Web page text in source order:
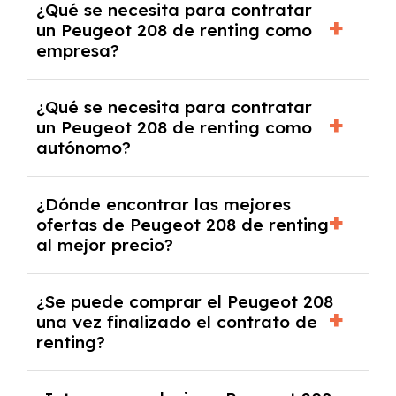
y, en algunos casos, una consulta de solvencia
crediticia y un pago inicial.
¿Qué se necesita para contratar
un Peugeot 208 de renting como
empresa?
documentación financiera y, en algunos
casos, un informe de solvencia de la empresa
y un pago inicial.
¿Qué se necesita para contratar
un Peugeot 208 de renting como
autónomo?
autónomos, justificante de ingresos y, en
algunos casos, un informe fiscal y un pago
inicial.
¿Dónde encontrar las mejores
ofertas de Peugeot 208 de renting
al mejor precio?
mejores ofertas de vehículos de renting con
todos los gastos incluidos y sin pagar
entradas.
¿Se puede comprar el Peugeot 208
una vez finalizado el contrato de
renting?